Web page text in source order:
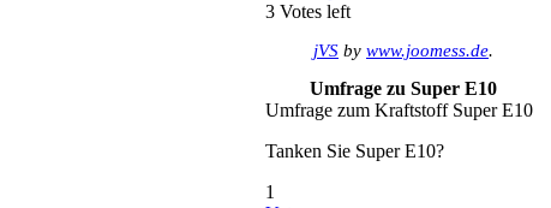
3 Votes left
jVS by www.joomess.de.
Umfrage zu Super E10
Umfrage zum Kraftstoff Super E10
Tanken Sie Super E10?
1